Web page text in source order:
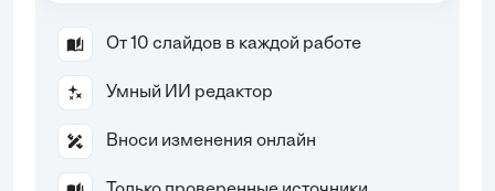
От 10 слайдов в каждой работе
Умный ИИ редактор
Вноси изменения онлайн